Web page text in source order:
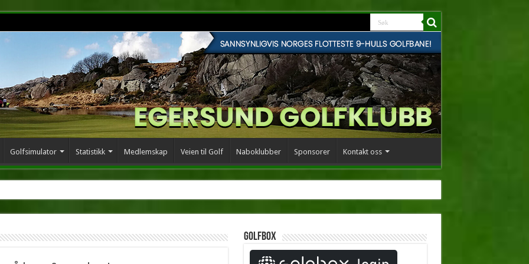
Golfsimulator Statistikk Medlemskap Veien til Golf Naboklubber Sponsorer Kontakt oss
Golfbox